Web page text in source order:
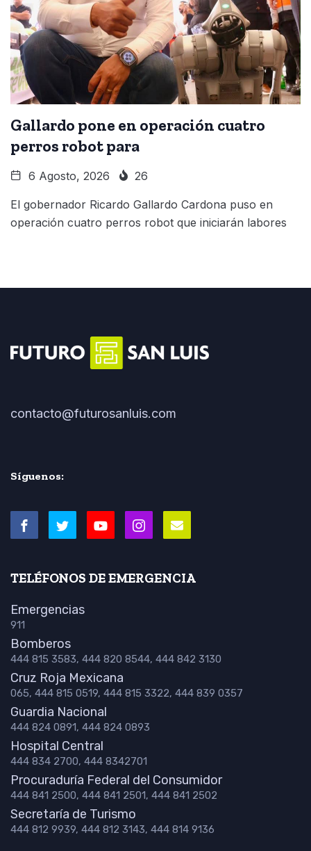
Gallardo pone en operación cuatro
perros robot para
6 Agosto, 2026 26
El gobernador Ricardo Gallardo Cardona puso en
operación cuatro perros robot que iniciarán labores
contacto@futurosanluis.com
Síguenos:
TELÉFONOS DE EMERGENCIA
Emergencias
911
Bomberos
444 815 3583, 444 820 8544, 444 842 3130
Cruz Roja Mexicana
065, 444 815 0519, 444 815 3322, 444 839 0357
Guardia Nacional
444 824 0891, 444 824 0893
Hospital Central
444 834 2700, 444 8342701
Procuraduría Federal del Consumidor
444 841 2500, 444 841 2501, 444 841 2502
Secretaría de Turismo
444 812 9939, 444 812 3143, 444 814 9136